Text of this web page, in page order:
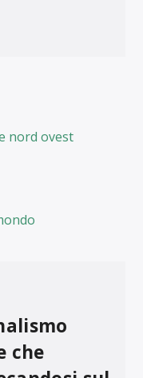
nord ovest
che